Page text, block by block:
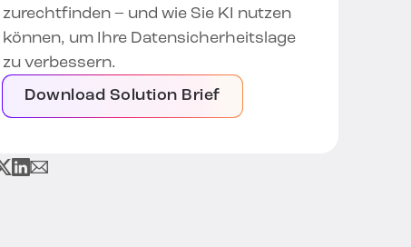
zurechtfinden – und wie Sie KI nutzen
können, um Ihre Datensicherheitslage
zu verbessern.
Download Solution Brief